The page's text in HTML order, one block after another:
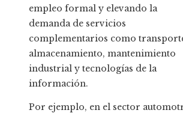
empleo formal y elevando la
demanda de servicios
complementarios como
almacenamiento, mantenimiento
industrial y tecnologías de la
información.
Por ejemplo, en el sector